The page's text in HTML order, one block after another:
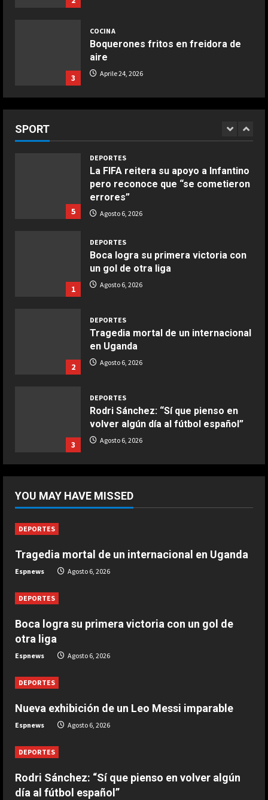
3
COCINA
Boquerones fritos en freidora de
aire
Aprile 24, 2026
Aprile 5, 2026
SPORT
volver algún día al fútbol español”
Agosto 6, 2026
Nueva exhibición de un Leo Messi
imparable
5
DEPORTES
La FIFA reitera su apoyo a Infantino
pero reconoce que “se cometieron
errores”
Agosto 6, 2026
1
DEPORTES
Boca logra su primera victoria con
un gol de otra liga
Agosto 6, 2026
2
DEPORTES
Tragedia mortal de un internacional
en Uganda
Agosto 6, 2026
3
DEPORTES
Rodri Sánchez: “Sí que pienso en
volver algún día al fútbol español”
Agosto 6, 2026
DEPORTES
imparable
La FIFA reitera su apoyo a Infantino
pero reconoce que “se cometieron
YOU MAY HAVE MISSED
DEPORTES
Tragedia mortal de un internacional en Uganda
Espnews Agosto 6, 2026
DEPORTES
Boca logra su primera victoria con un gol de
otra liga
Espnews Agosto 6, 2026
DEPORTES
Nueva exhibición de un Leo Messi imparable
Espnews Agosto 6, 2026
DEPORTES
Rodri Sánchez: “Sí que pienso en volver algún
día al fútbol español”